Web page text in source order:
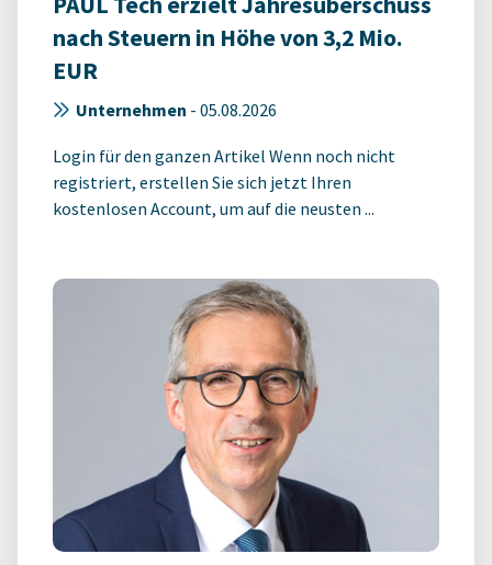
nach Steuern in Höhe von 3,2 Mio.
EUR
Unternehmen - 05.08.2026
Login für den ganzen Artikel Wenn noch nicht
registriert, erstellen Sie sich jetzt Ihren
kostenlosen Account, um auf die neusten ...